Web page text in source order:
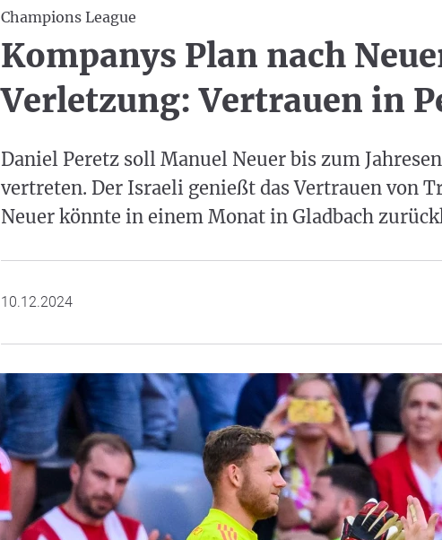
Champions League
Kompanys Plan nach
Verletzung: Vertrauen in
Daniel Peretz soll Manuel Neuer bis zum
vertreten. Der Israeli genießt das Vertrauen von
Neuer könnte in einem Monat in Gladbach
10.12.2024